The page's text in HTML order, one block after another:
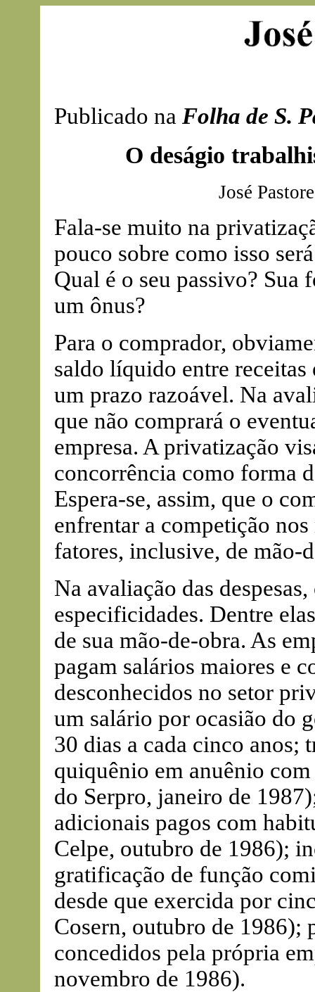
Publicado na Folha de S.
O deságio
José
Fala-se muito na
pouco sobre como isso
Qual é o seu passivo?
um ônus?
Para o comprador,
saldo líquido entre
um prazo razoável. Na
que não comprará o
empresa. A privatização
concorrência como forma
Espera-se, assim, que o
enfrentar a competição
fatores, inclusive, de mão-
Na avaliação das
especificidades. Dentre
de sua mão-de-obra. As
pagam salários maiores e
desconhecidos no setor
um salário por ocasião do
30 dias a cada cinco anos;
quiquênio em anuênio
do Serpro, janeiro de
adicionais pagos com
Celpe, outubro de 1986);
gratificação de função
desde que exercida por
Cosern, outubro de 1986);
concedidos pela própria
novembro de 1986).